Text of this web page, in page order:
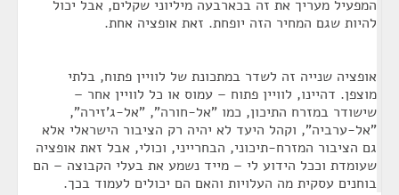
המפעיל מעריך את זה בכארבעה מיליוני שקלים, אבל יכול
להיות שגם המחיר הזה יופחת. זאת אופציה אחת.
אופציה שנייה זה לשדר במתכונת של לוויין פתוח, בלתי
מוצפן. דהיינו, לוויין פתוח – עמוס או כל לוויין אחר –
שישודר במזרח התיכון, כמו "אל-חורה", "אל-ג'זירה",
"אל-ערביה", וקהל היעד לא יהיה רק הציבור הישראלי אלא
גם הציבור המזרח-תיכוני, הבחרייני, וכולי, אבל זאת אופציה
שעומדת וככל הידוע לי – מייד נשמע את בעלי הקבוצה – הם
בוחנים עסקית מה העלויות והאם הם יכולים לעמוד בכך.